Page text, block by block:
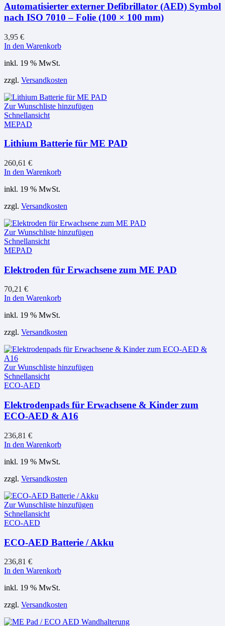
Automatisierter externer Defibrillator (AED) Symbol
nach ISO 7010 – Folie (100 × 100 mm)
3,95 €
In den Warenkorb
inkl. 19 % MwSt.
zzgl. Versandkosten
Zur Wunschliste hinzufügen
Schnellansicht
MEPAD
Lithium Batterie für ME PAD
260,61 €
In den Warenkorb
inkl. 19 % MwSt.
zzgl. Versandkosten
Zur Wunschliste hinzufügen
Schnellansicht
MEPAD
Elektroden für Erwachsene zum ME PAD
70,21 €
In den Warenkorb
inkl. 19 % MwSt.
zzgl. Versandkosten
Zur Wunschliste hinzufügen
Schnellansicht
ECO-AED
Elektrodenpads für Erwachsene & Kinder zum
ECO-AED & A16
236,81 €
In den Warenkorb
inkl. 19 % MwSt.
zzgl. Versandkosten
Zur Wunschliste hinzufügen
Schnellansicht
ECO-AED
ECO-AED Batterie / Akku
236,81 €
In den Warenkorb
inkl. 19 % MwSt.
zzgl. Versandkosten